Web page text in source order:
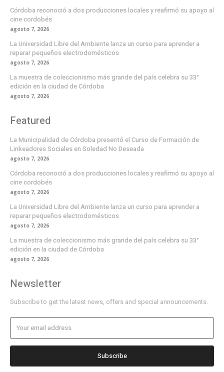
Córdoba reconoció a dos producciones locales y reafirmó su apoyo al
cine cordobés
agosto 7, 2026
La Universidad Libre del Ambiente lanza un curso para aprender a
reparar pequeños electrodomésticos
agosto 7, 2026
La muestra de coleccionismo más grande del país celebra su 33°
edición en la ciudad de Córdoba
agosto 7, 2026
Featured
La Municipalidad de Córdoba presentó el Curso de Formación de
Linkeadores Sociales en Soledad No Deseada
agosto 7, 2026
Córdoba reconoció a dos producciones locales y reafirmó su apoyo al
cine cordobés
agosto 7, 2026
La Universidad Libre del Ambiente lanza un curso para aprender a
reparar pequeños electrodomésticos
agosto 7, 2026
La muestra de coleccionismo más grande del país celebra su 33°
edición en la ciudad de Córdoba
agosto 7, 2026
Newsletter
Subscribe to get the latest news, offers and special announcements.
Subscribe